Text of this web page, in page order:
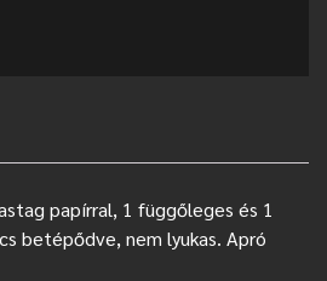
papírral, 1 függőleges és 1
betépődve, nem lyukas. Apró